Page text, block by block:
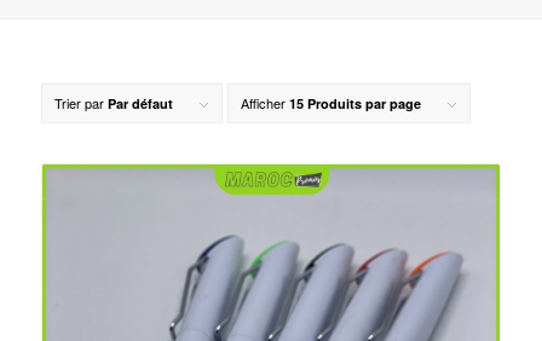
Trier par Par défaut Afficher 15 Produits par page